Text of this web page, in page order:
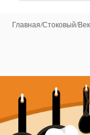
Главная/Стоковый/